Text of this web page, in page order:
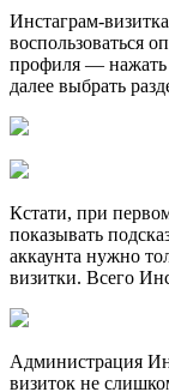
Инстаграм-
воспользоваться
профиля — нажать
далее выбрать
Кстати, при
показывать
аккаунта нужно
визитки. Всего
Администрация
визиток не